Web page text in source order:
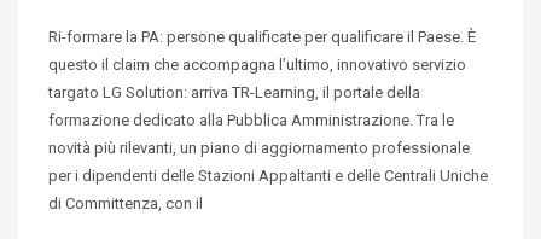
Ri-formare la PA: persone qualificate per qualificare il Paese. È
questo il claim che accompagna l’ultimo, innovativo servizio
targato LG Solution: arriva TR-Learning, il portale della
formazione dedicato alla Pubblica Amministrazione. Tra le
novità più rilevanti, un piano di aggiornamento professionale
per i dipendenti delle Stazioni Appaltanti e delle Centrali Uniche
di Committenza, con il